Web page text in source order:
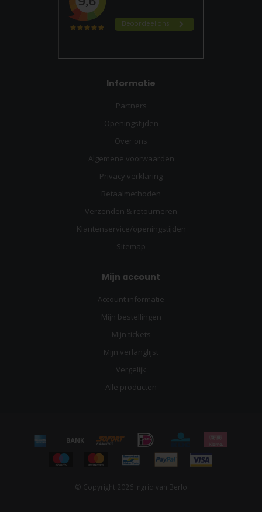
Informatie
Partners
Openingstijden
Over ons
Algemene voorwaarden
Privacy verklaring
Betaalmethoden
Verzenden & retourneren
Klantenservice/openingstijden
Sitemap
Mijn account
Account informatie
Mijn bestellingen
Mijn tickets
Mijn verlanglijst
Vergelijk
Alle producten
© Copyright 2026 Ingrid van Berlo